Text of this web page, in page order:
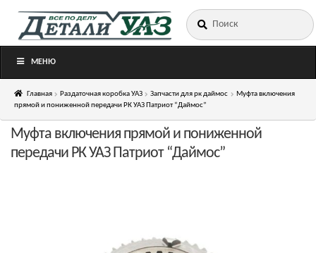
Перейти
Перейти
Искать:
МЕНЮ
Главная Раздаточная коробка УАЗ Запчасти для рк даймос
Муфта включения
прямой и пониженной передачи РК УАЗ Патриот “Даймос”
Муфта включения прямой и пониженной
передачи РК УАЗ Патриот “Даймос”